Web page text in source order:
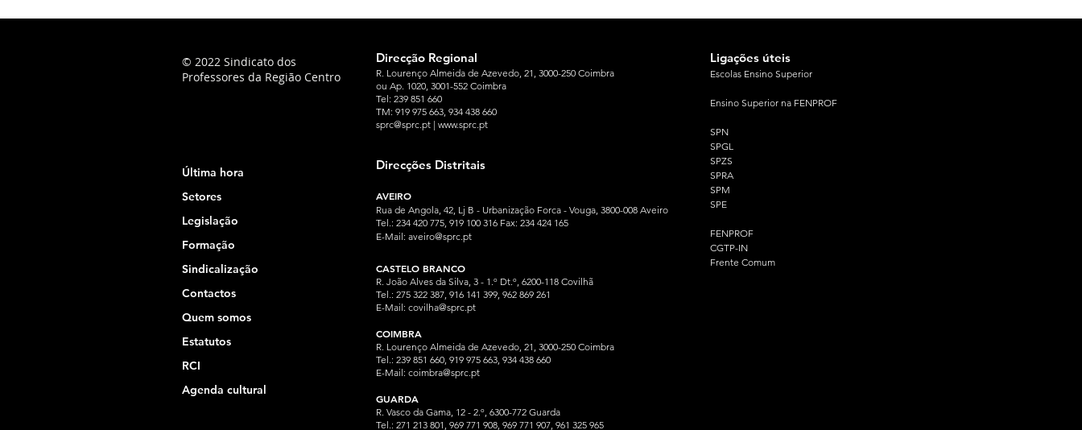
© 2022 Sindicato dos
Professores da Região Centro
Direcção Regional
R. Lourenço Almeida de Azevedo, 21, 3000-250 Coimbra
ou Ap. 1020, 3001-552 Coimbra
Tel: 239 851 660
TM: 919 975 663, 934 438 660
sprc@sprc.pt | www.sprc.pt
Última hora
Setores
Legislação
Formação
Sindicalização
Contactos
Quem somos
Estatutos
RCI
Agenda cultural
Direcções Distritais
AVEIRO
Rua de Angola, 42, Lj B - Urbanização Forca - Vouga, 3800-008 Aveiro
Tel.: 234 420 775, 919 100 316 Fax: 234 424 165
E-Mail: aveiro@sprc.pt
CASTELO BRANCO
R. João Alves da Silva, 3 - 1.º Dt.º, 6200-118 Covilhã
Tel.: 275 322 387, 916 141 399, 962 869 261
E-Mail: covilha@sprc.pt
COIMBRA
R. Lourenço Almeida de Azevedo, 21, 3000-250 Coimbra
Tel.: 239 851 660, 919 975 663, 934 438 660
E-Mail: coimbra@sprc.pt
GUARDA
R. Vasco da Gama, 12 - 2.º, 6300-772 Guarda
Tel.: 271 213 801, 969 771 908, 969 771 907, 961 325 965
Ligações úteis
Escolas Ensino Superior
Ensino Superior na FENPROF
SPN
SPGL
SPZS
SPRA
SPM
SPE
FENPROF
CGTP-IN
Frente Comum